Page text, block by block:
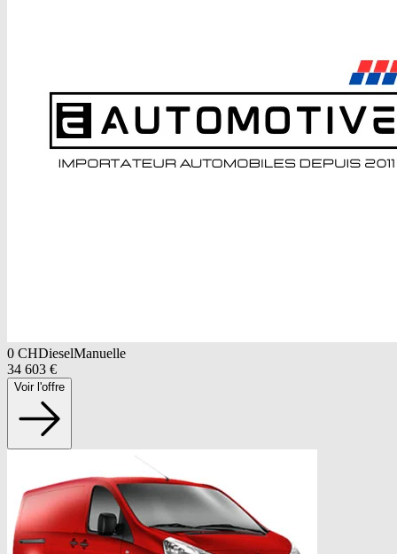
0 CHDieselManuelle
34 603 €
Voir l'offre